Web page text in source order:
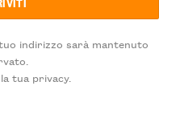
indirizzo sarà mantenuto
tua privacy.